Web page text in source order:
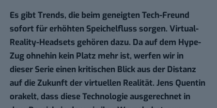
Es gibt Trends, die beim geneigten Tech-Freund
sofort für erhöhten Speichelfluss sorgen. Virtual-
Reality-Headsets gehören dazu. Da auf dem Hype-
Zug ohnehin kein Platz mehr ist, werfen wir in
dieser Serie einen kritischen Blick aus der Distanz
auf die Zukunft der virtuellen Realität. Jens Quentin
orakelt, dass diese Technologie ausgerechnet in